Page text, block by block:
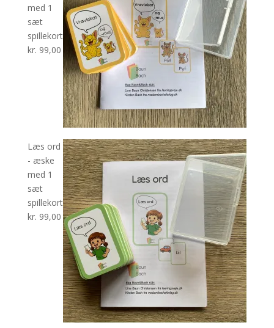
med 1
sæt
spillekort
kr. 99,00
Læs ord
- æske
med 1
sæt
spillekort
kr. 99,00